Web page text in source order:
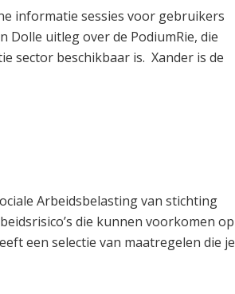
informatie sessies voor gebruikers
Dolle uitleg over de PodiumRie, die
sector beschikbaar is. Xander is de
Arbeidsbelasting van stichting
die kunnen voorkomen op
een selectie van maatregelen die je